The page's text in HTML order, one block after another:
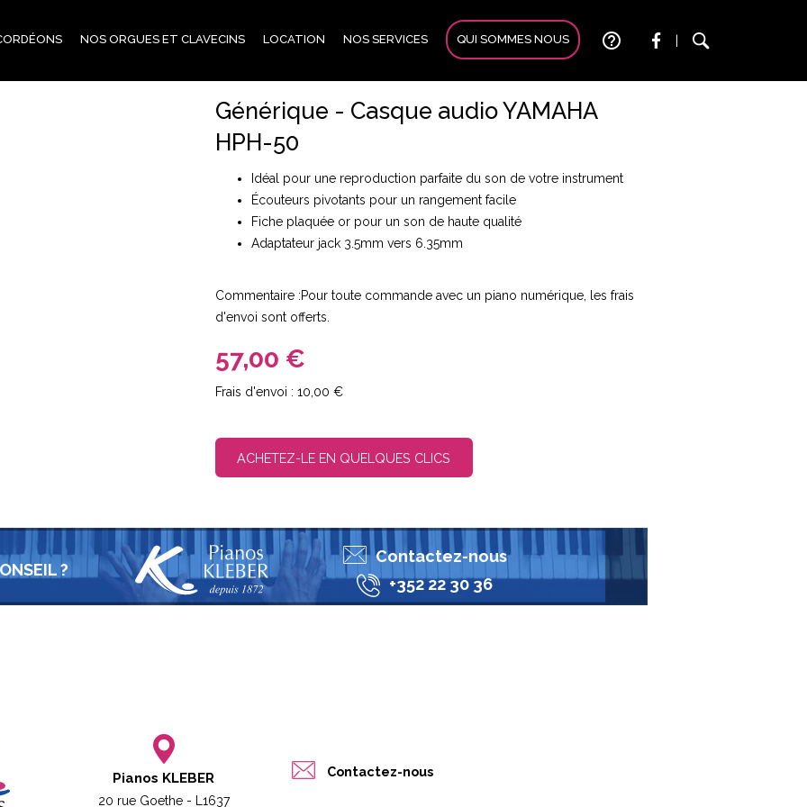
NOS ORGUES ET CLAVECINS LOCATION NOS SERVICES QUI SOMMES NOUS help_outline
Générique - Casque audio YAMAHA
HPH-50
Idéal pour une reproduction parfaite du son de votre instrument
Écouteurs pivotants pour un rangement facile
Fiche plaquée or pour un son de haute qualité
Adaptateur jack 3.5mm vers 6.35mm
Commentaire :Pour toute commande avec un piano numérique, les frais
d'envoi sont offerts.
57,00 €
10,00 €
ACHETEZ-LE EN QUELQUES CLICS
?
Contactez-nous
+352 22 30 36
Pianos KLEBER
20 rue Goethe - L1637
Contactez-nous